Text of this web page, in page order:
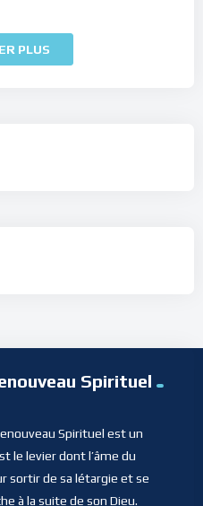
PLUS
Spirituel
Spirituel est un
le levier dont l’âme du
sortir de sa létargie et se
à la suite de son Dieu.